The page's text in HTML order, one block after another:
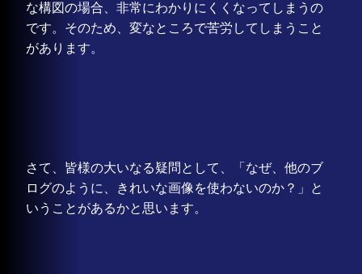
な構図の場合、非常にわかりにくくなってしまうの
です。そのため、変なところで苦労してしまうこと
があります。
さて、皆様の大いなる疑問として、「なぜ、他のブ
ログのように、きれいな画像を使わないのか？」と
いうことがあるかと思います。